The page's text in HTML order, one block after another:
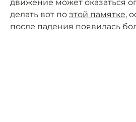
движение может оказаться
делать вот по этой памятке,
после падения появилась